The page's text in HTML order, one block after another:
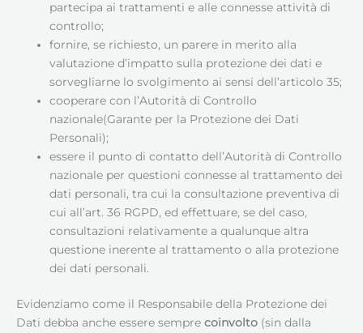
partecipa ai trattamenti e alle connesse attività di
controllo;
fornire, se richiesto, un parere in merito alla
valutazione d’impatto sulla protezione dei dati e
sorvegliarne lo svolgimento ai sensi dell’articolo 35;
cooperare con l’Autorità di Controllo
nazionale(Garante per la Protezione dei Dati
Personali);
essere il punto di contatto dell’Autorità di Controllo
nazionale per questioni connesse al trattamento dei
dati personali, tra cui la consultazione preventiva di
cui all’art. 36 RGPD, ed effettuare, se del caso,
consultazioni relativamente a qualunque altra
questione inerente al trattamento o alla protezione
dei dati personali.
Evidenziamo come il Responsabile della Protezione dei
Dati debba anche essere sempre coinvolto (sin dalla